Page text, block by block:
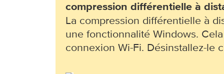
compression différentielle à
La compression différentielle à
une fonctionnalité Windows.
connexion Wi-Fi. Désinstallez-le